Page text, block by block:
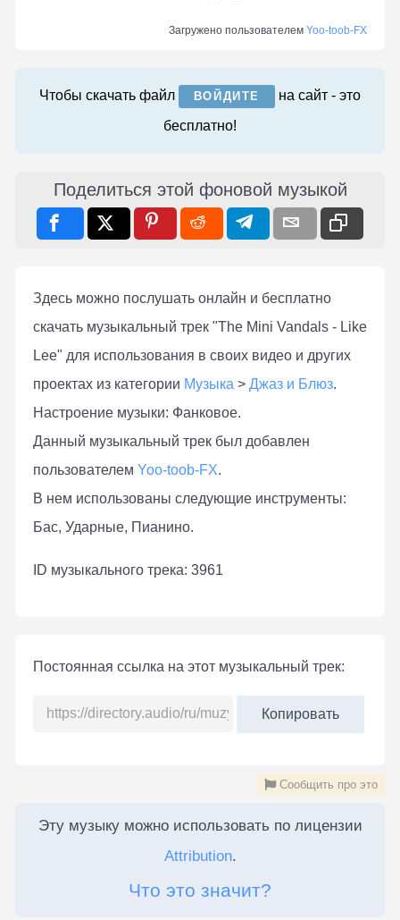
Загружено пользователем Yoo-toob-FX
Чтобы скачать файл ВОЙДИТЕ
на сайт - это
бесплатно!
Поделиться этой фоновой музыкой
Здесь можно послушать онлaйн и бесплатно
скачать музыкальный трек "The Mini Vandals - Like
Lee" для использования в своих видео и других
проектах из категории Музыка > Джаз и Блюз.
Настроение музыки: Фанковое.
Данный музыкальный трек был добавлен
пользователем Yoo-toob-FX.
В нем использованы следующие инструменты:
Бас, Ударные, Пианино.
ID музыкального трека: 3961
Постоянная ссылка на этот музыкальный трек:
Копировать
Сообщить про это
Эту музыку можно использовать по лицензии
Attribution.
Что это значит?